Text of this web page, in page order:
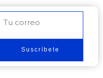
electrónico
Suscríbete